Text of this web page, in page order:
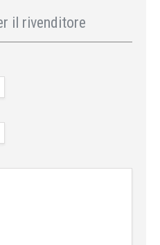
il rivenditore